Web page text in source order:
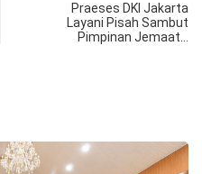
Praeses DKI Jakarta
Layani Pisah Sambut
Pimpinan Jemaat…